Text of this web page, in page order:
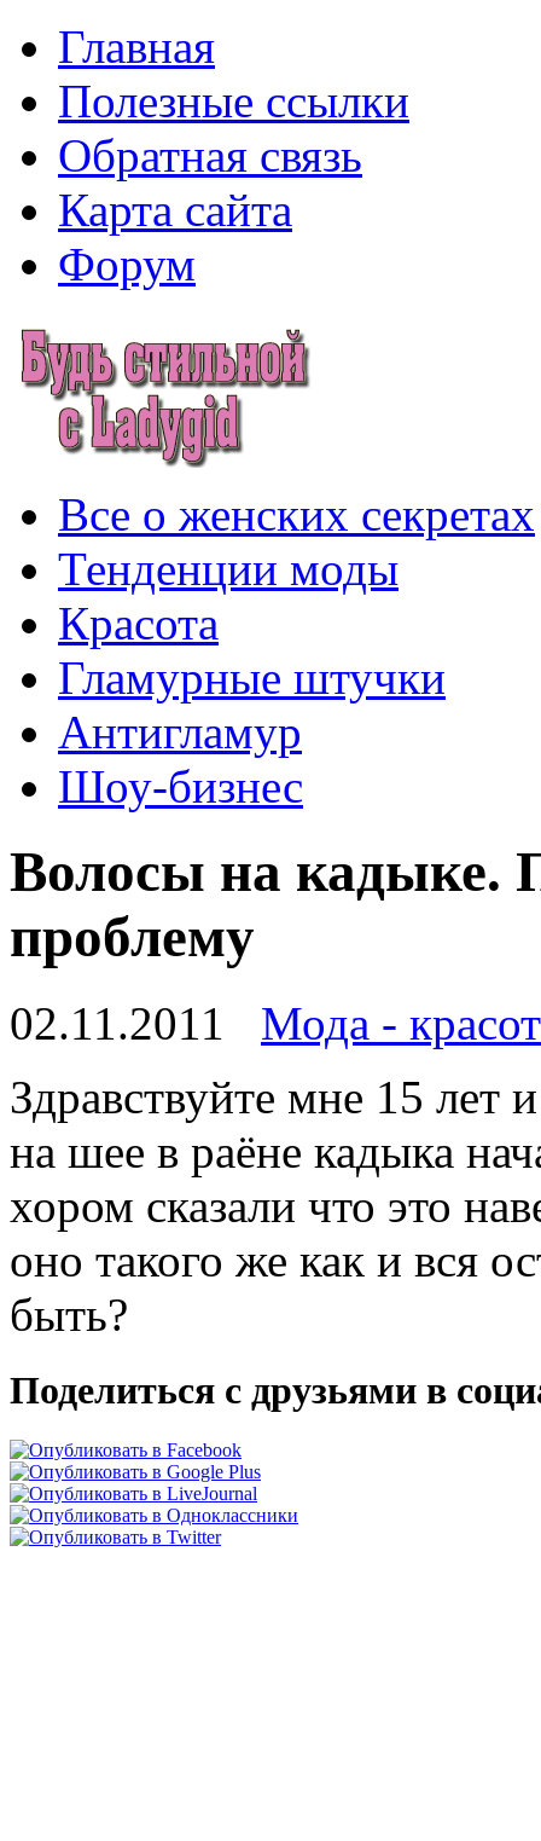
Главная
Полезные ссылки
Обратная связь
Карта сайта
Форум
Все о женских секретах
Тенденции моды
Красота
Гламурные штучки
Антигламур
Шоу-бизнес
Волосы на кадыке.
проблему
02.11.2011
Мода -
Здравствуйте мне 15 лет
на шее в раёне кадыка
хором сказали что это
оно такого же как и вся
быть?
Поделиться с друзьями в